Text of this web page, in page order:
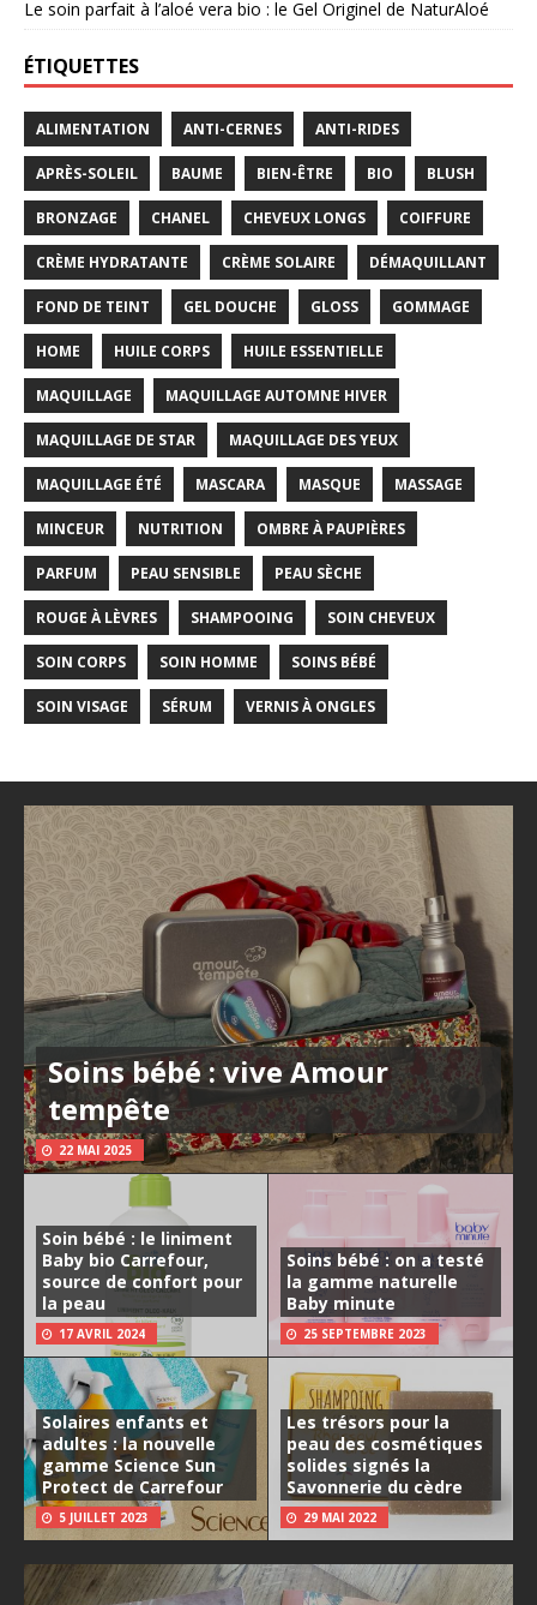
Le soin parfait à l’aloé vera bio : le Gel Originel de NaturAloé
ÉTIQUETTES
ALIMENTATION ANTI-CERNES ANTI-RIDES
APRÈS-SOLEIL BAUME BIEN-ÊTRE BIO BLUSH
BRONZAGE CHANEL CHEVEUX LONGS COIFFURE
CRÈME HYDRATANTE CRÈME SOLAIRE DÉMAQUILLANT
FOND DE TEINT GEL DOUCHE GLOSS GOMMAGE
HOME HUILE CORPS HUILE ESSENTIELLE
MAQUILLAGE MAQUILLAGE AUTOMNE HIVER
MAQUILLAGE DE STAR MAQUILLAGE DES YEUX
MAQUILLAGE ÉTÉ MASCARA MASQUE MASSAGE
MINCEUR NUTRITION OMBRE À PAUPIÈRES
PARFUM PEAU SENSIBLE PEAU SÈCHE
ROUGE À LÈVRES SHAMPOOING SOIN CHEVEUX
SOIN CORPS SOIN HOMME SOINS BÉBÉ
SOIN VISAGE SÉRUM VERNIS À ONGLES
Soins bébé : vive Amour
tempête
22 MAI 2025
Soin bébé : le liniment
Baby bio Carrefour,
source de confort pour
la peau
17 AVRIL 2024
Soins bébé : on a testé
la gamme naturelle
Baby minute
25 SEPTEMBRE 2023
Solaires enfants et
adultes : la nouvelle
gamme Science Sun
Protect de Carrefour
5 JUILLET 2023
Les trésors pour la
peau des cosmétiques
solides signés la
Savonnerie du cèdre
29 MAI 2022